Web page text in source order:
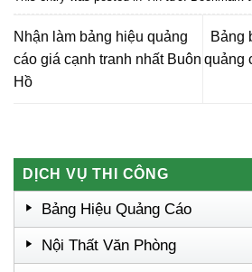
Nhận làm bảng hiệu quảng
cáo giá cạnh tranh nhất Buôn
Hồ
Bảng
quảng
DỊCH VỤ THI CÔNG
Bảng Hiệu Quảng Cáo
Nội Thất Văn Phòng